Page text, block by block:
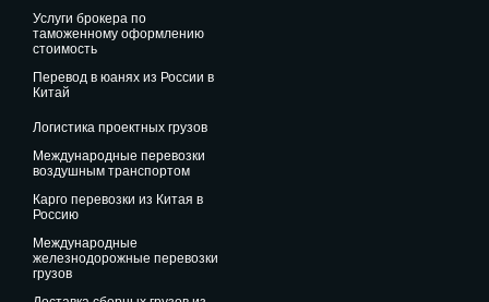
услуги брокера по
таможенному оформлению
стоимость
перевод в юанях из России в
Китай
логистика проектных грузов
международные перевозки
воздушным транспортом
карго перевозки из Китая в
Россию
международные
железнодорожные перевозки
грузов